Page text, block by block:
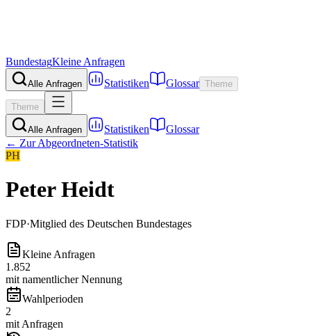
BundestagKleine Anfragen
Alle Anfragen Statistiken Glossar Theme
Theme
Alle Anfragen Statistiken
Glossar
← Zur Abgeordneten-Statistik
PH
Peter Heidt
FDP·Mitglied des Deutschen Bundestages
Kleine Anfragen
1.852
mit namentlicher Nennung
Wahlperioden
2
mit Anfragen